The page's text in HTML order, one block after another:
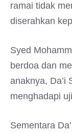
ramai tidak
diserahkan
Syed
berdoa dan
anaknya, Da’i
menghadapi
Sementara